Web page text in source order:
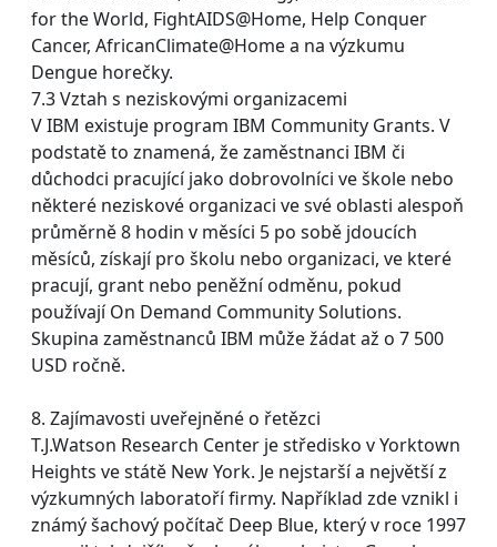
for the World, FightAIDS@Home, Help Conquer
Cancer, AfricanClimate@Home a na výzkumu
Dengue horečky.
7.3 Vztah s neziskovými organizacemi
V IBM existuje program IBM Community Grants. V
podstatě to znamená, že zaměstnanci IBM či
důchodci pracující jako dobrovolníci ve škole nebo
některé neziskové organizaci ve své oblasti alespoň
průměrně 8 hodin v měsíci 5 po sobě jdoucích
měsíců, získají pro školu nebo organizaci, ve které
pracují, grant nebo peněžní odměnu, pokud
používají On Demand Community Solutions.
Skupina zaměstnanců IBM může žádat až o 7 500
USD ročně.
8. Zajímavosti uveřejněné o řetězci
T.J.Watson Research Center je středisko v Yorktown
Heights ve státě New York. Je nejstarší a největší z
výzkumných laboratoří firmy. Například zde vznikl i
známý šachový počítač Deep Blue, který v roce 1997